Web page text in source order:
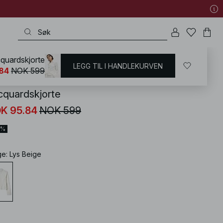
Kontorklær
95.84NOK 599
: Lys Beige
NOK 599 LEGG TIL I HANDLEKURVEN